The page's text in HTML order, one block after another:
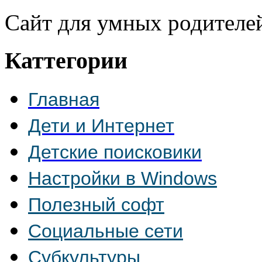
Сайт для умных
Каттегории
Главная
Дети и Интернет
Детские поисковики
Настройки в Windows
Полезный софт
Социальные сети
Субкультуры